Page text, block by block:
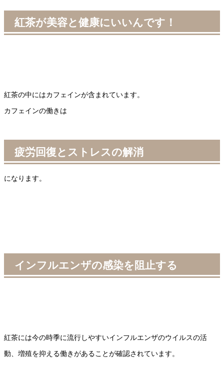
紅茶が美容と健康にいいんです！
紅茶の中にはカフェインが含まれています。
カフェインの働きは
疲労回復とストレスの解消
になります。
インフルエンザの感染を阻止する
紅茶には今の時季に流行しやすいインフルエンザのウイルスの活
動、増殖を抑える働きがあることが確認されています。